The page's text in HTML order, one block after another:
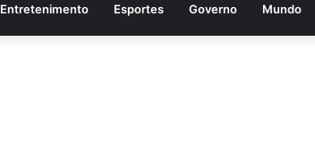
Entretenimento Esportes Governo Mundo